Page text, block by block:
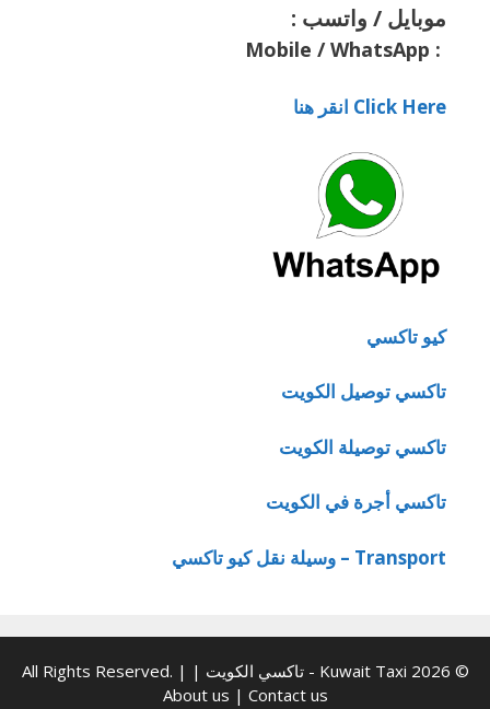
موبايل / واتسب :
:
Mobile / WhatsApp
Click Here انقر هنا
كيو تاكسي
تاكسي توصيل الكويت
تاكسي توصيلة الكويت
تاكسي أجرة في الكويت
Transport – وسيلة نقل كيو تاكسي
© 2026 Kuwait Taxi - تاكسي الكويت | All Rights Reserved. |
About us | Contact us